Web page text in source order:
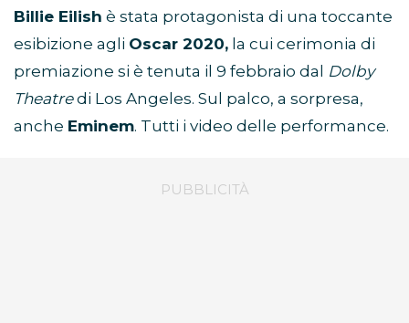
Billie Eilish è stata protagonista di una toccante
esibizione agli Oscar 2020, la cui cerimonia di
premiazione si è tenuta il 9 febbraio dal Dolby
Theatredi Los Angeles. Sul palco, a sorpresa,
anche Eminem. Tutti i video delle performance.